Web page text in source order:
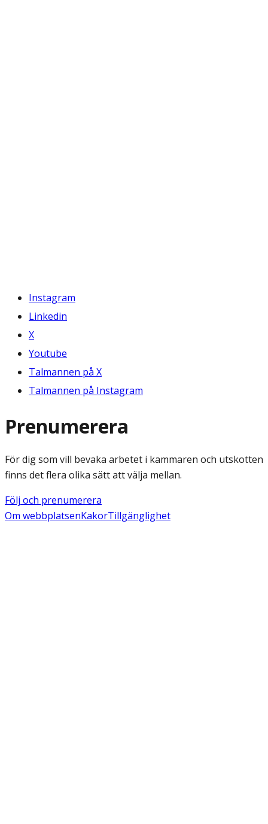
Instagram
Linkedin
X
Youtube
Talmannen på X
Talmannen på Instagram
Prenumerera
För dig som vill bevaka arbetet i kammaren och utskotten
finns det flera olika sätt att välja mellan.
Följ och prenumerera
Om webbplatsenKakorTillgänglighet